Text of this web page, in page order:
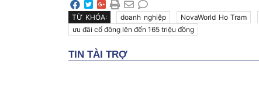
TỪ KHÓA: doanh nghiệp NovaWorld Ho Tram
ưu đãi cổ đông lên đến 165 triệu đồng